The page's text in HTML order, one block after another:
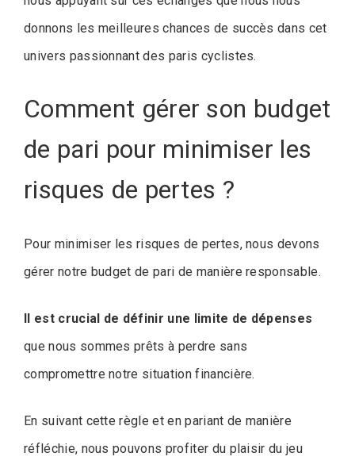
donnons les meilleures chances de succès dans cet
univers passionnant des paris cyclistes.
Comment gérer son budget
de pari pour minimiser les
risques de pertes ?
Pour minimiser les risques de pertes, nous devons
gérer notre budget de pari de manière responsable.
Il est crucial de définir une limite de dépenses
que nous sommes prêts à perdre sans
compromettre notre situation financière.
En suivant cette règle et en pariant de manière
réfléchie, nous pouvons profiter du plaisir du jeu